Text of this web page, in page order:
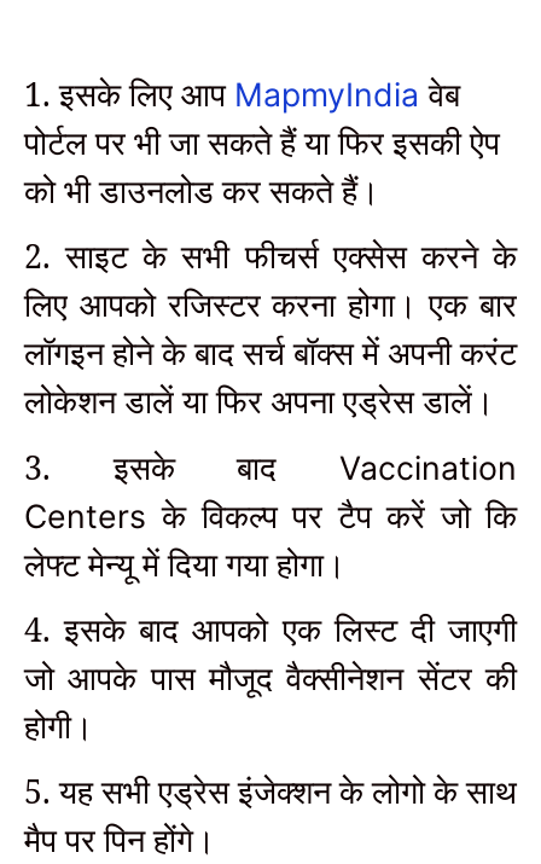
1. इसके लिए आप MapmyIndiaवेब
पोर्टल पर भी जा सकते हैं या फिर इसकी ऐप
को भी डाउनलोड कर सकते हैं।
2. साइट के सभी फीचर्स एक्सेस करने के
लिए आपको रजिस्टर करना होगा। एक बार
लॉगइन होने के बाद सर्च बॉक्स में अपनी करंट
लोकेशन डालें या फिर अपना एड्रेस डालें।
3. इसके बाद Vaccination
Centersके विकल्प पर टैप करें जो कि
लेफ्ट मेन्यू में दिया गया होगा।
4. इसके बाद आपको एक लिस्ट दी जाएगी
जो आपके पास मौजूद वैक्सीनेशन सेंटर की
होगी।
5. यह सभी एड्रेस इंजेक्शन के लोगो के साथ
मैप पर पिन होंगे।